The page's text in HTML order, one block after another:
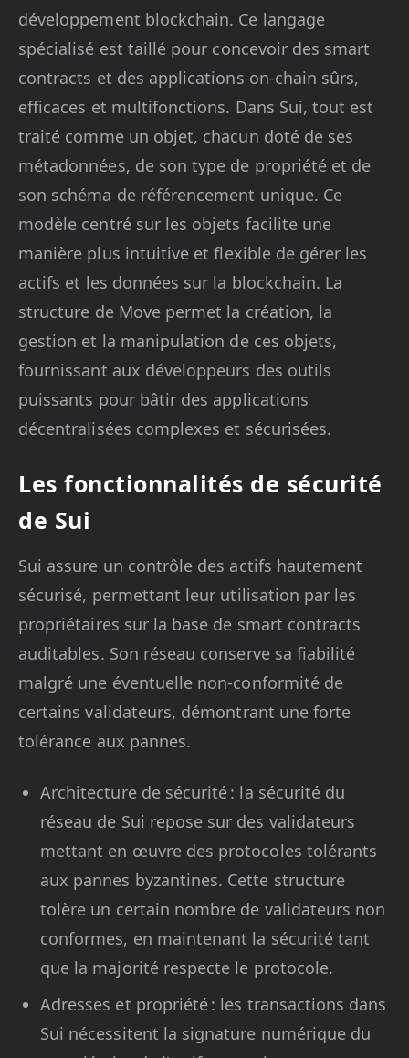
développement blockchain. Ce langage
spécialisé est taillé pour concevoir des smart
contracts et des applications on-chain sûrs,
efficaces et multifonctions. Dans Sui, tout est
traité comme un objet, chacun doté de ses
métadonnées, de son type de propriété et de
son schéma de référencement unique. Ce
modèle centré sur les objets facilite une
manière plus intuitive et flexible de gérer les
actifs et les données sur la blockchain. La
structure de Move permet la création, la
gestion et la manipulation de ces objets,
fournissant aux développeurs des outils
puissants pour bâtir des applications
décentralisées complexes et sécurisées.
Les fonctionnalités de sécurité
de Sui
Sui assure un contrôle des actifs hautement
sécurisé, permettant leur utilisation par les
propriétaires sur la base de smart contracts
auditables. Son réseau conserve sa fiabilité
malgré une éventuelle non-conformité de
certains validateurs, démontrant une forte
tolérance aux pannes.
Architecture de sécurité : la sécurité du
réseau de Sui repose sur des validateurs
mettant en œuvre des protocoles tolérants
aux pannes byzantines. Cette structure
tolère un certain nombre de validateurs non
conformes, en maintenant la sécurité tant
que la majorité respecte le protocole.
Adresses et propriété : les transactions dans
Sui nécessitent la signature numérique du